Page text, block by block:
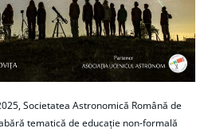
Societatea Astronomică Română de
tematică de educație non-formală